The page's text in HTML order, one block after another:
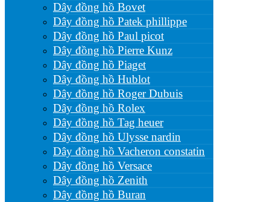
Dây đồng hồ Bovet
Dây đồng hồ Patek phillippe
Dây đồng hồ Paul picot
Dây đồng hồ Pierre Kunz
Dây đồng hồ Piaget
Dây đồng hồ Hublot
Dây đồng hồ Roger Dubuis
Dây đồng hồ Rolex
Dây đồng hồ Tag heuer
Dây đồng hồ Ulysse nardin
Dây đồng hồ Vacheron constatin
Dây đồng hồ Versace
Dây đồng hồ Zenith
Dây đồng hồ Buran